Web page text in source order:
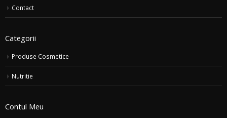
Contact
Categorii
Produse Cosmetice
Nutritie
Contul Meu